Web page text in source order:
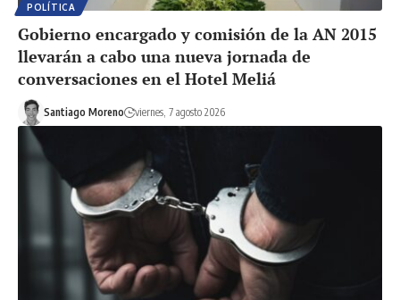
POLÍTICA
Gobierno encargado y comisión de la AN 2015
llevarán a cabo una nueva jornada de
conversaciones en el Hotel Meliá
Santiago Moreno viernes, 7 agosto 2026